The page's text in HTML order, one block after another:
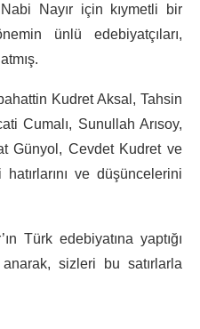
Nayır için kıymetli bir
ünlü edebiyatçıları,
Kudret Aksal, Tahsin
Cumalı, Sunullah Arısoy,
Günyol, Cevdet Kudret ve
ve düşüncelerini
Türk edebiyatına yaptığı
anarak, sizleri bu satırlarla